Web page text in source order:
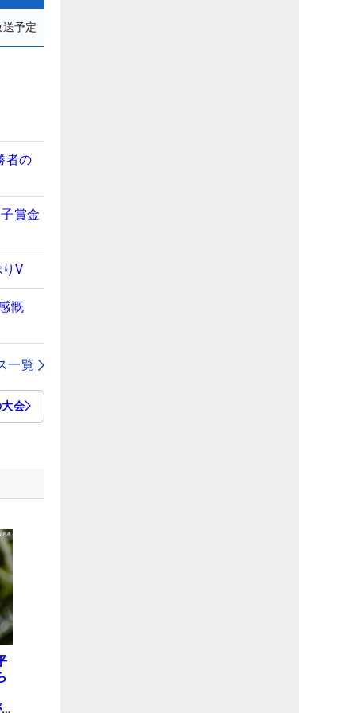
予定
者の
賞金
V
慨
一覧
会